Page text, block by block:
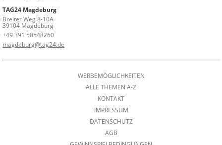
TAG24 Magdeburg
Breiter Weg 8-10A
39104 Magdeburg
+49 391 50548260
magdeburg@tag24.de
WERBEMÖGLICHKEITEN
ALLE THEMEN A-Z
KONTAKT
IMPRESSUM
DATENSCHUTZ
AGB